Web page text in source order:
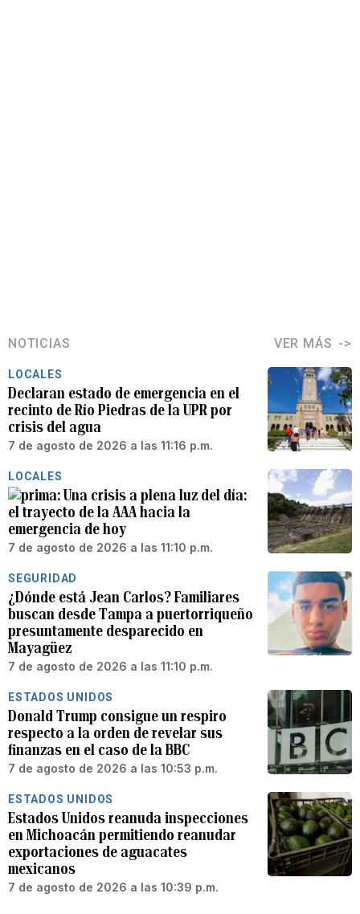
NOTICIAS VER MÁS
LOCALES
Declaran estado de emergencia en el
recinto de Río Piedras de la UPR por
crisis del agua
7 de agosto de 2026 a las 11:16 p.m.
LOCALES
Una crisis a plena luz del día:
el trayecto de la AAA hacia la
emergencia de hoy
7 de agosto de 2026 a las 11:10 p.m.
SEGURIDAD
¿Dónde está Jean Carlos? Familiares
buscan desde Tampa a puertorriqueño
presuntamente desparecido en
Mayagüez
7 de agosto de 2026 a las 11:10 p.m.
ESTADOS UNIDOS
Donald Trump consigue un respiro
respecto a la orden de revelar sus
finanzas en el caso de la BBC
7 de agosto de 2026 a las 10:53 p.m.
ESTADOS UNIDOS
Estados Unidos reanuda inspecciones
en Michoacán permitiendo reanudar
exportaciones de aguacates
mexicanos
7 de agosto de 2026 a las 10:39 p.m.